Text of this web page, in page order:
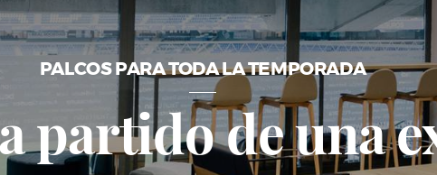
PALCOS PARA TODA LA TEMPORADA
partido de una